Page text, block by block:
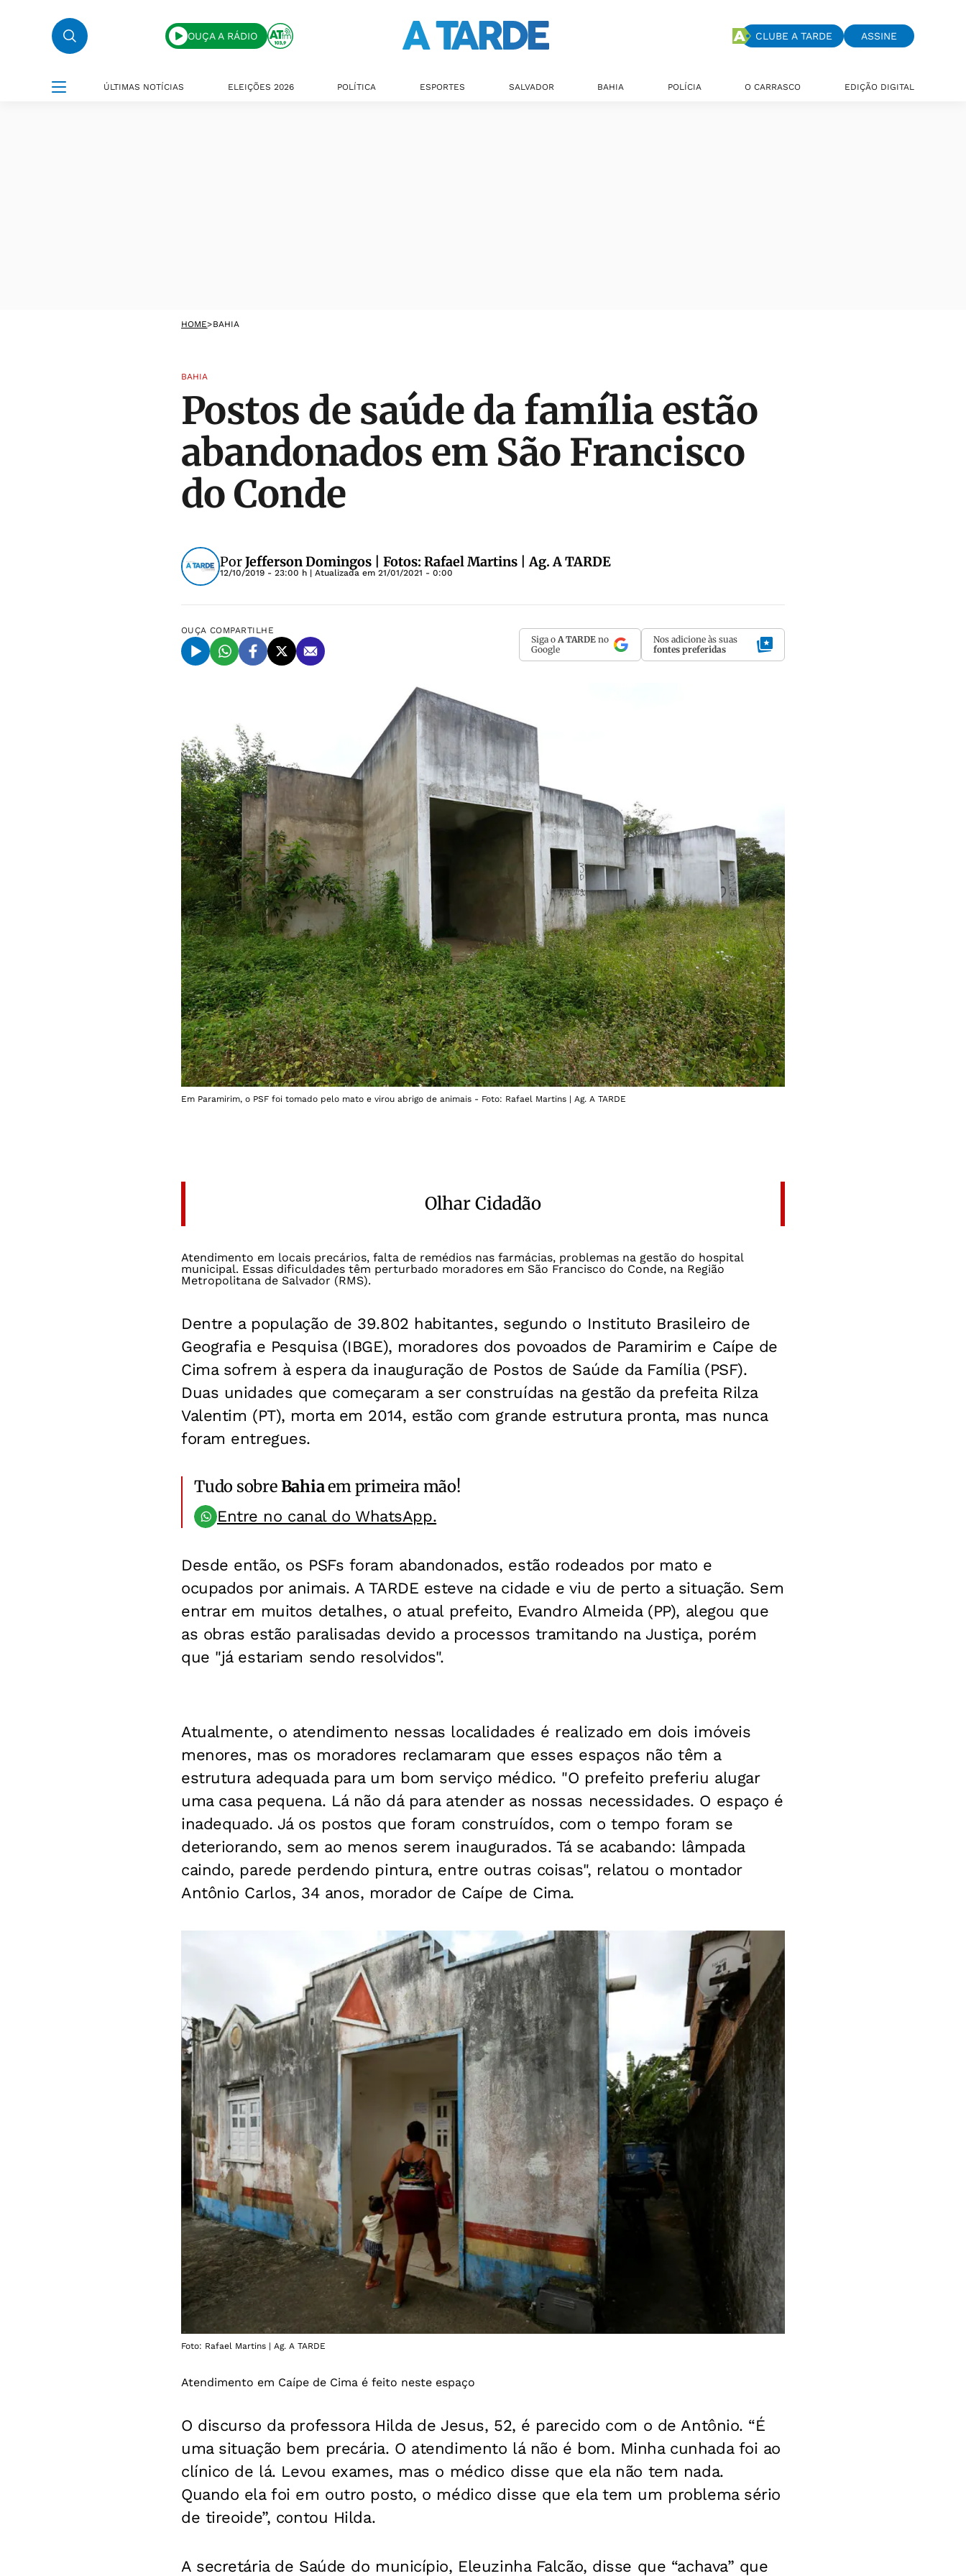
OUÇA A RÁDIO CLUBE A TARDE ASSINE
ÚLTIMAS NOTÍCIAS ELEIÇÕES 2026 POLÍTICA ESPORTES SALVADOR BAHIA POLÍCIA O CARRASCO EDIÇÃO DIGITAL
HOME>BAHIA
BAHIA
Postos de saúde da família estão
abandonados em São Francisco
do Conde
PorJefferson Domingos | Fotos: Rafael Martins | Ag. A TARDE
12/10/2019 - 23:00 h | Atualizada em 21/01/2021 - 0:00
OUÇA COMPARTILHE
Siga o A TARDE no
Google
Nos adicione às suas
fontes preferidas
Em Paramirim, o PSF foi tomado pelo mato e virou abrigo de animais - Foto: Rafael Martins | Ag. A TARDE
Olhar Cidadão
Atendimento em locais precários, falta de remédios nas farmácias, problemas na gestão do hospital
municipal. Essas dificuldades têm perturbado moradores em São Francisco do Conde, na Região
Metropolitana de Salvador (RMS).
Dentre a população de 39.802 habitantes, segundo o Instituto Brasileiro de
Geografia e Pesquisa (IBGE), moradores dos povoados de Paramirim e Caípe de
Cima sofrem à espera da inauguração de Postos de Saúde da Família (PSF).
Duas unidades que começaram a ser construídas na gestão da prefeita Rilza
Valentim (PT), morta em 2014, estão com grande estrutura pronta, mas nunca
foram entregues.
Tudo sobreBahiaem primeira mão!
Entre no canal do WhatsApp.
Desde então, os PSFs foram abandonados, estão rodeados por mato e
ocupados por animais. A TARDE esteve na cidade e viu de perto a situação. Sem
entrar em muitos detalhes, o atual prefeito, Evandro Almeida (PP), alegou que
as obras estão paralisadas devido a processos tramitando na Justiça, porém
que "já estariam sendo resolvidos".
Atualmente, o atendimento nessas localidades é realizado em dois imóveis
menores, mas os moradores reclamaram que esses espaços não têm a
estrutura adequada para um bom serviço médico. "O prefeito preferiu alugar
uma casa pequena. Lá não dá para atender as nossas necessidades. O espaço é
inadequado. Já os postos que foram construídos, com o tempo foram se
deteriorando, sem ao menos serem inaugurados. Tá se acabando: lâmpada
caindo, parede perdendo pintura, entre outras coisas", relatou o montador
Antônio Carlos, 34 anos, morador de Caípe de Cima.
Foto: Rafael Martins | Ag. A TARDE
Atendimento em Caípe de Cima é feito neste espaço
O discurso da professora Hilda de Jesus, 52, é parecido com o de Antônio. “É
uma situação bem precária. O atendimento lá não é bom. Minha cunhada foi ao
clínico de lá. Levou exames, mas o médico disse que ela não tem nada.
Quando ela foi em outro posto, o médico disse que ela tem um problema sério
de tireoide”, contou Hilda.
A secretária de Saúde do município, Eleuzinha Falcão, disse que “achava” que